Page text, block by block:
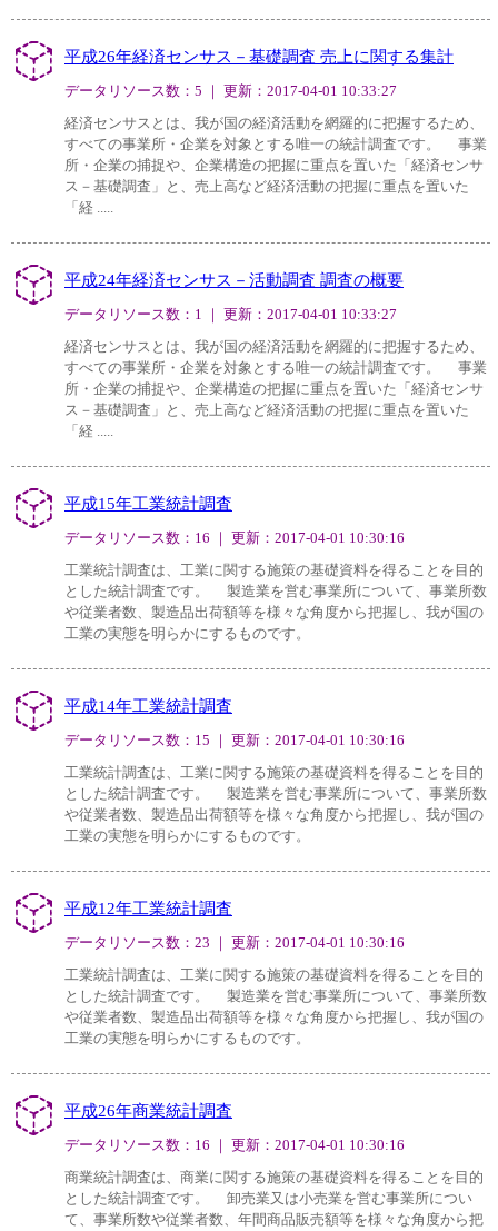
平成26年経済センサス－基礎調査 売上に関する集計
データリソース数：5 ｜ 更新：2017-04-01 10:33:27
経済センサスとは、我が国の経済活動を網羅的に把握するため、
すべての事業所・企業を対象とする唯一の統計調査です。 事業
所・企業の捕捉や、企業構造の把握に重点を置いた「経済センサ
ス－基礎調査」と、売上高など経済活動の把握に重点を置いた
「経 .....
平成24年経済センサス－活動調査 調査の概要
データリソース数：1 ｜ 更新：2017-04-01 10:33:27
経済センサスとは、我が国の経済活動を網羅的に把握するため、
すべての事業所・企業を対象とする唯一の統計調査です。 事業
所・企業の捕捉や、企業構造の把握に重点を置いた「経済センサ
ス－基礎調査」と、売上高など経済活動の把握に重点を置いた
「経 .....
平成15年工業統計調査
データリソース数：16 ｜ 更新：2017-04-01 10:30:16
工業統計調査は、工業に関する施策の基礎資料を得ることを目的
とした統計調査です。 製造業を営む事業所について、事業所数
や従業者数、製造品出荷額等を様々な角度から把握し、我が国の
工業の実態を明らかにするものです。
平成14年工業統計調査
データリソース数：15 ｜ 更新：2017-04-01 10:30:16
工業統計調査は、工業に関する施策の基礎資料を得ることを目的
とした統計調査です。 製造業を営む事業所について、事業所数
や従業者数、製造品出荷額等を様々な角度から把握し、我が国の
工業の実態を明らかにするものです。
平成12年工業統計調査
データリソース数：23 ｜ 更新：2017-04-01 10:30:16
工業統計調査は、工業に関する施策の基礎資料を得ることを目的
とした統計調査です。 製造業を営む事業所について、事業所数
や従業者数、製造品出荷額等を様々な角度から把握し、我が国の
工業の実態を明らかにするものです。
平成26年商業統計調査
データリソース数：16 ｜ 更新：2017-04-01 10:30:16
商業統計調査は、商業に関する施策の基礎資料を得ることを目的
とした統計調査です。 卸売業又は小売業を営む事業所につい
て、事業所数や従業者数、年間商品販売額等を様々な角度から把